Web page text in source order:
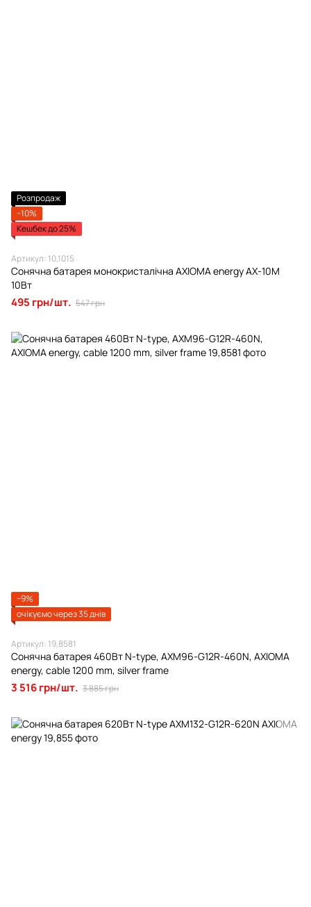
Розпродаж
−10%
Кешбек до 25%
Артикул: 10,1015
Сонячна батарея монокристалічна AXIOMA energy AX-10M
10Вт
495 грн/шт. 547 грн
−9%
очікуємо через 35 днів
Артикул: 19,8581
Сонячна батарея 460Вт N-type, AXM96-G12R-460N, AXIOMA
energy, cable 1200 mm, silver frame
3 516 грн/шт. 3 885 грн